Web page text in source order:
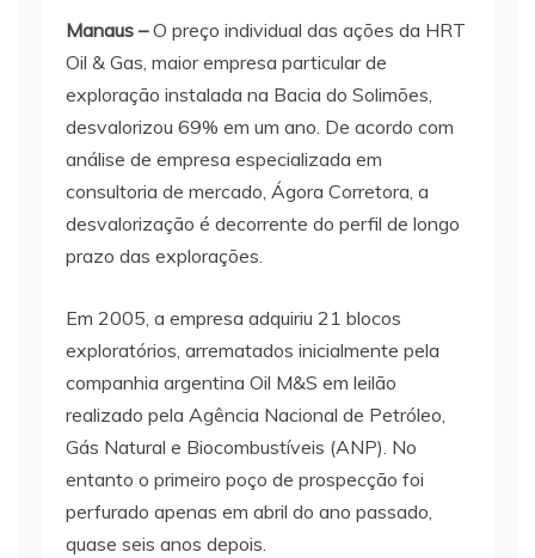
Manaus –O preço individual das ações da HRT
Oil & Gas, maior empresa particular de
exploração instalada na Bacia do Solimões,
desvalorizou 69% em um ano. De acordo com
análise de empresa especializada em
consultoria de mercado, Ágora Corretora, a
desvalorização é decorrente do perfil de longo
prazo das explorações.
Em 2005, a empresa adquiriu 21 blocos
exploratórios, arrematados inicialmente pela
companhia argentina Oil M&S em leilão
realizado pela Agência Nacional de Petróleo,
Gás Natural e Biocombustíveis (ANP). No
entanto o primeiro poço de prospecção foi
perfurado apenas em abril do ano passado,
quase seis anos depois.